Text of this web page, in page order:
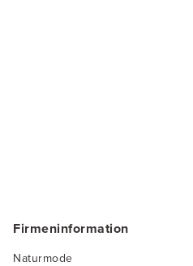
Firmeninformation
Naturmode